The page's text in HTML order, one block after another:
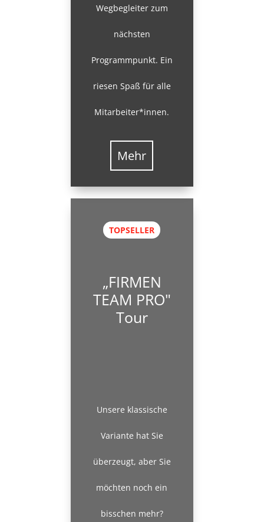
Wegbegleiter zum
nächsten
Programmpunkt. Ein
riesen Spaß für alle
Mitarbeiter*innen.
Mehr
TOPSELLER
„FIRMEN
TEAM PRO"
Tour
Unsere klassische
Variante hat Sie
überzeugt, aber Sie
möchten noch ein
bisschen mehr?